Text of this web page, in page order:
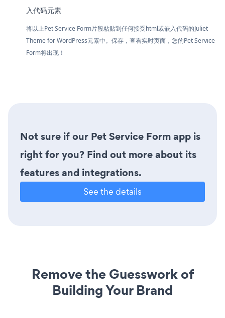
入代码元素
将以上Pet Service Form片段粘贴到任何接受html或嵌入代码的Juliet
Theme for WordPress元素中。保存，查看实时页面，您的Pet Service
Form将出现！
Not sure if our Pet Service Form app is
right for you? Find out more about its
features and integrations.
See the details
Remove the Guesswork of
Building Your Brand